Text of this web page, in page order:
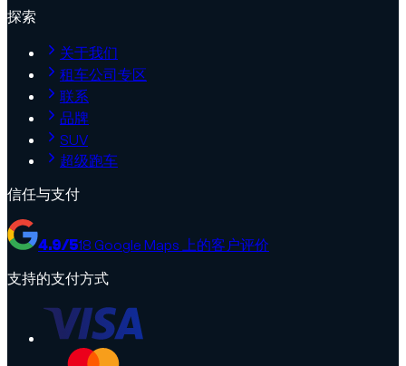
探索
关于我们
租车公司专区
联系
品牌
SUV
超级跑车
信任与支付
4.9/518 Google Maps 上的客户评价
支持的支付方式